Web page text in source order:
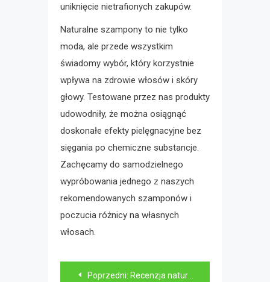
uniknięcie nietrafionych zakupów.
Naturalne szampony to nie tylko
moda, ale przede wszystkim
świadomy wybór, który korzystnie
wpływa na zdrowie włosów i skóry
głowy. Testowane przez nas produkty
udowodniły, że można osiągnąć
doskonałe efekty pielęgnacyjne bez
sięgania po chemiczne substancje.
Zachęcamy do samodzielnego
wypróbowania jednego z naszych
rekomendowanych szamponów i
poczucia różnicy na własnych
włosach.
Nawigacja
Poprzedni: Recenzja naturalnych kosmetyków do makijażu – czy naprawdę są skuteczne?